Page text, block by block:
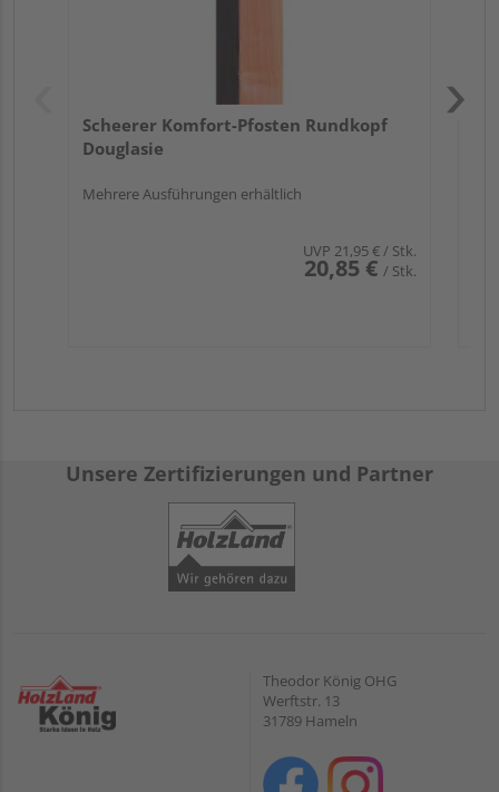
Scheerer Komfort-Pfosten Rundkopf
Douglasie
Mehrere Ausführungen erhältlich
UVP 21,95 €/ Stk.
20,85 € / Stk.
Unsere Zertifizierungen und Partner
Theodor König OHG
Werftstr. 13
31789 Hameln